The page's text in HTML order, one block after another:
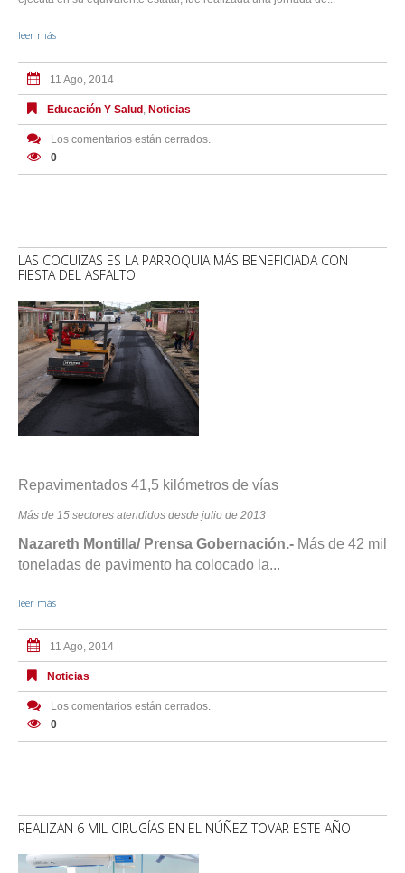
leer más
11 Ago, 2014
Educación Y Salud , Noticias
Los comentarios están cerrados.
0
LAS COCUIZAS ES LA PARROQUIA MÁS BENEFICIADA CON
FIESTA DEL ASFALTO
Repavimentados 41,5 kilómetros de vías
Más de 15 sectores atendidos desde julio de 2013
Nazareth Montilla/ Prensa Gobernación.- Más de 42 mil
toneladas de pavimento ha colocado la...
leer más
11 Ago, 2014
Noticias
Los comentarios están cerrados.
0
REALIZAN 6 MIL CIRUGÍAS EN EL NÚÑEZ TOVAR ESTE AÑO